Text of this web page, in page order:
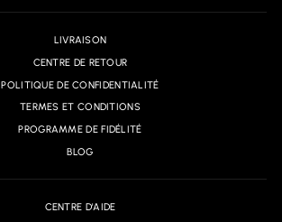
LIVRAISON
CENTRE DE RETOUR
POLITIQUE DE CONFIDENTIALITÉ
TERMES ET CONDITIONS
PROGRAMME DE FIDÉLITÉ
BLOG
CENTRE D'AIDE